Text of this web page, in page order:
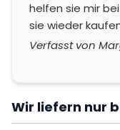
helfen sie mir
sie wieder
Verfasst von
Wir liefern nur